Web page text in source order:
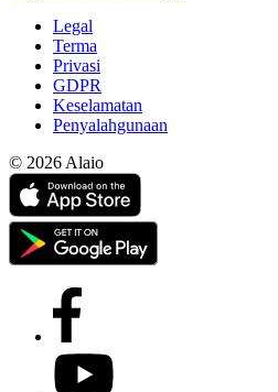
Legal
Terma
Privasi
GDPR
Keselamatan
Penyalahgunaan
© 2026 Alaio